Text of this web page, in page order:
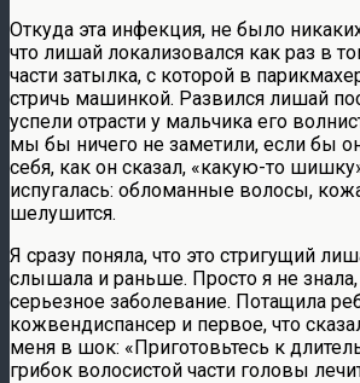
Откуда эта инфекция, не было
что лишай локализовался как раз в
части затылка, с которой в
стричь машинкой. Развился лишай
успели отрасти у мальчика его
мы бы ничего не заметили, если бы
себя, как он сказал, «какую-то
испугалась: обломанные волосы,
шелушится.
Я сразу поняла, что это стригущий
слышала и раньше. Просто я не знала,
серьезное заболевание. Потащила
кожвендиспансер и первое, что
меня в шок: «Приготовьтесь к
грибок волосистой части головы